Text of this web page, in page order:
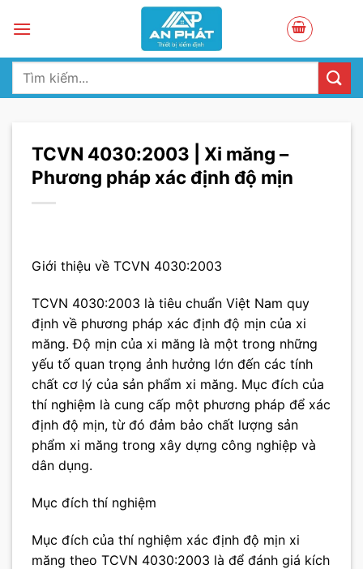
Tìm
TCVN 4030:2003 | Xi măng –
Phương pháp xác định độ mịn
Giới thiệu về TCVN 4030:2003
TCVN 4030:2003 là tiêu chuẩn Việt Nam quy
định về phương pháp xác định độ mịn của xi
măng. Độ mịn của xi măng là một trong những
yếu tố quan trọng ảnh hưởng lớn đến các tính
chất cơ lý của sản phẩm xi măng. Mục đích của
thí nghiệm là cung cấp một phương pháp để xác
định độ mịn, từ đó đảm bảo chất lượng sản
phẩm xi măng trong xây dựng công nghiệp và
dân dụng.
Mục đích thí nghiệm
Mục đích của thí nghiệm xác định độ mịn xi
măng theo TCVN 4030:2003 là để đánh giá kích